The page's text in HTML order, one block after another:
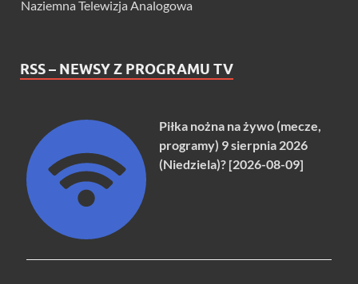
Naziemna Telewizja Analogowa
RSS – NEWSY Z PROGRAMU TV
Piłka nożna na żywo (mecze,
programy) 9 sierpnia 2026
(Niedziela)? [2026-08-09]